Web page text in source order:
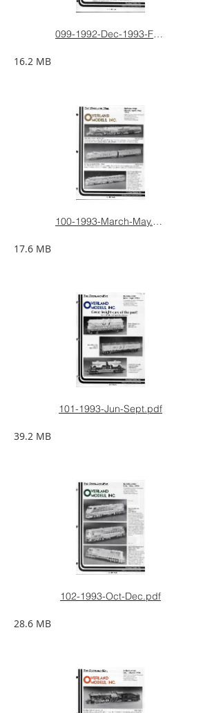
099-1992-Dec-1993-Feb.pdf
16.2 MB
100-1993-March-May.pdf
17.6 MB
101-1993-Jun-Sept.pdf
39.2 MB
102-1993-Oct-Dec.pdf
28.6 MB